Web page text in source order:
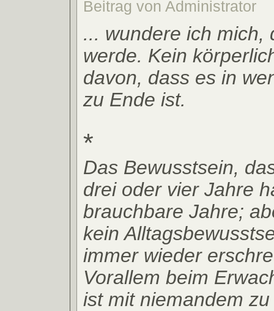
Beitrag von Administrator
... wundere ich mich,
werde. Kein
davon, dass es in
zu Ende ist.
*
Das Bewusstsein,
drei oder vier Jahre
brauchbare Jahre;
kein
immer wieder
Vorallem beim
ist mit niemandem